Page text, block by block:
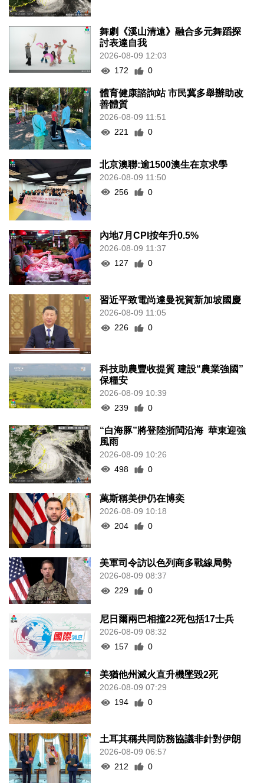
舞劇《溪山清遠》融合多元舞蹈探
討表達自我
2026-08-09 12:03
172
0
體育健康諮詢站 市民冀多舉辦助改
善體質
2026-08-09 11:51
221
0
北京澳聯:逾1500澳生在京求學
2026-08-09 11:50
256
0
內地7月CPI按年升0.5%
2026-08-09 11:37
127
0
習近平致電尚達曼祝賀新加坡國慶
2026-08-09 11:05
226
0
科技助農豐收提質 建設“農業強國”
保糧安
2026-08-09 10:39
239
0
“白海豚”將登陸浙閩沿海 華東迎強
風雨
2026-08-09 10:26
498
0
萬斯稱美伊仍在博奕
2026-08-09 10:18
204
0
美軍司令訪以色列商多戰線局勢
2026-08-09 08:37
229
0
尼日爾兩巴相撞22死包括17士兵
2026-08-09 08:32
157
0
美猶他州滅火直升機墜毀2死
2026-08-09 07:29
194
0
土耳其稱共同防務協議非針對伊朗
2026-08-09 06:57
212
0